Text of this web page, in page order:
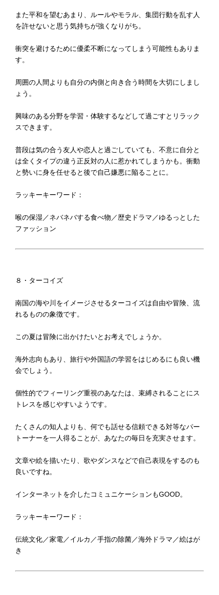
また平和を望むあまり、ルールやモラル、集団行動を乱す人
を許せないと思う気持ちが強くなりがち。
衝突を避けるために優柔不断になってしまう可能性もありま
す。
周囲の人間よりも自分の内側と向き合う時間を大切にしまし
ょう。
興味のある分野を学習・体験するなどして過ごすとリラック
スできます。
普段は気の合う友人や恋人と過ごしていても、不意に自分と
は全くタイプの違う正反対の人に惹かれてしまうかも。衝動
と勢いに身を任せると後で自己嫌悪に陥ることに。
ラッキーキーワード：
喉の保湿／ネバネバする食べ物／歴史ドラマ／ゆるっとした
ファッション
８・ターコイズ
南国の海や川をイメージさせるターコイズは自由や冒険、流
れるものの象徴です。
この夏は冒険に出かけたいとお考えでしょうか。
海外志向もあり、旅行や外国語の学習をはじめるにも良い機
会でしょう。
個性的でフィーリング重視のあなたは、束縛されることにス
トレスを感じやすいようです。
たくさんの知人よりも、何でも話せる信頼できる対等なパー
トーナーを一人得ることが、あなたの毎日を充実させます。
文章や絵を描いたり、歌やダンスなどで自己表現をするのも
良いですね。
インターネットを介したコミュニケーションもGOOD。
ラッキーキーワード：
伝統文化／家電／イルカ／手指の除菌／海外ドラマ／絵はが
き